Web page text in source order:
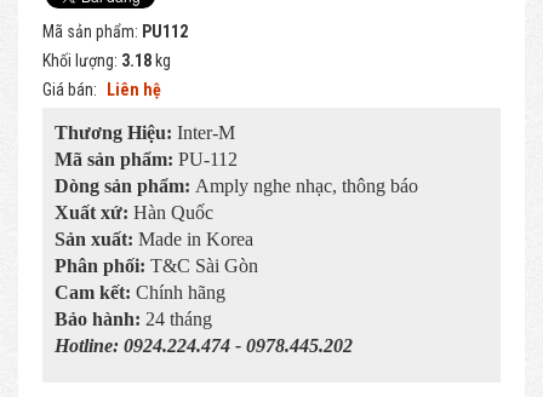
Mã sản phẩm: PU112
Khối lượng: 3.18 kg
Giá bán:
Liên hệ
Thương Hiệu: Inter-M
Mã sản phẩm: PU-112
Dòng sản phẩm: Amply nghe nhạc, thông báo
Xuất xứ: Hàn Quốc
Sản xuất: Made in Korea
Phân phối: T&C Sài Gòn
Cam kết: Chính hãng
Bảo hành: 24 tháng
Hotline: 0924.224.474 - 0978.445.202